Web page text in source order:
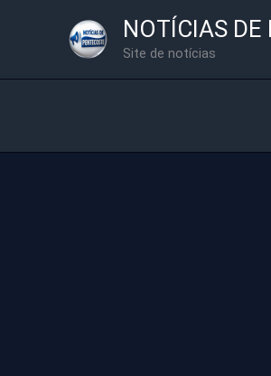
NOTÍCIAS DE
Site de notícias